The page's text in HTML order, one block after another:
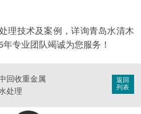
理技术及案例，详询青岛水清木
专业团队竭诚为您服务！
返回
列表
回收重金属
处理